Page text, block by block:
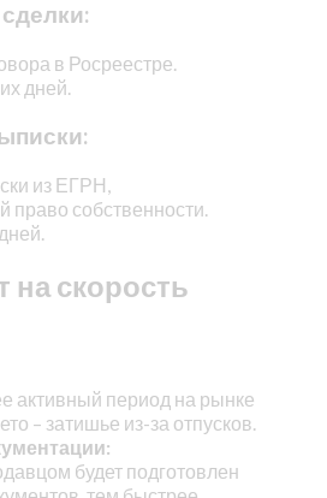
в Росреестре.
дней.
из ЕГРН,
собственности.
на скорость
активный период на рынке
– затишье из-за отпусков.
будет подготовлен